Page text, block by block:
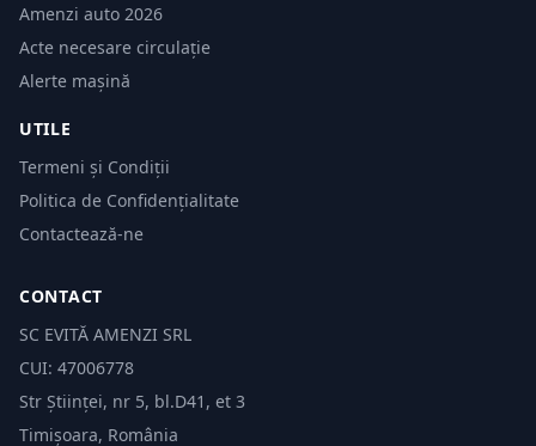
Amenzi auto 2026
Acte necesare circulație
Alerte mașină
UTILE
Termeni și Condiții
Politica de Confidențialitate
Contactează-ne
CONTACT
SC EVITĂ AMENZI SRL
CUI: 47006778
Str Științei, nr 5, bl.D41, et 3
Timișoara, România